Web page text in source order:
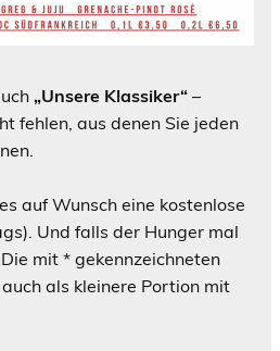
„Unsere Klassiker“ –
fehlen, aus denen Sie jeden
auf Wunsch eine kostenlose
Und falls der Hunger mal
mit * gekennzeichneten
als kleinere Portion mit